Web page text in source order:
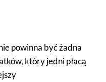
powinna być żadna
który jedni płacą